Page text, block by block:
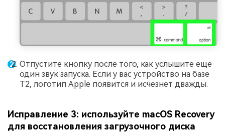
Отпустите кнопку после того, как услышите еще
один звук запуска. Если у вас устройство на базе
T2, логотип Apple появится и исчезнет дважды.
Исправление 3: используйте macOS Recovery
для восстановления загрузочного диска